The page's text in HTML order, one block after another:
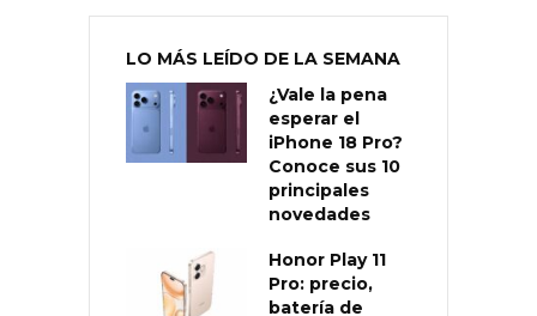
LO MÁS LEÍDO DE LA SEMANA
¿Vale la pena
esperar el
iPhone 18 Pro?
Conoce sus 10
principales
novedades
Honor Play 11
Pro: precio,
batería de